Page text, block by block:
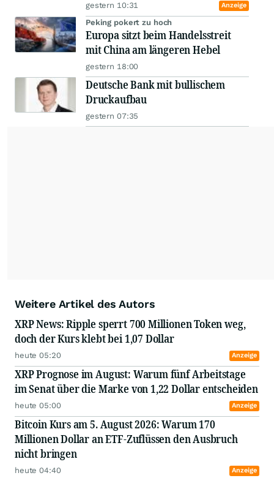
gestern 10:31 Anzeige
Peking pokert zu hoch
Europa sitzt beim Handelsstreit
mit China am längeren Hebel
gestern 18:00
Deutsche Bank mit bullischem
Druckaufbau
gestern 07:35
Weitere Artikel des Autors
XRP News: Ripple sperrt 700 Millionen Token weg,
doch der Kurs klebt bei 1,07 Dollar
heute 05:20 Anzeige
XRP Prognose im August: Warum fünf Arbeitstage
im Senat über die Marke von 1,22 Dollar entscheiden
heute 05:00 Anzeige
Bitcoin Kurs am 5. August 2026: Warum 170
Millionen Dollar an ETF-Zuflüssen den Ausbruch
nicht bringen
heute 04:40 Anzeige